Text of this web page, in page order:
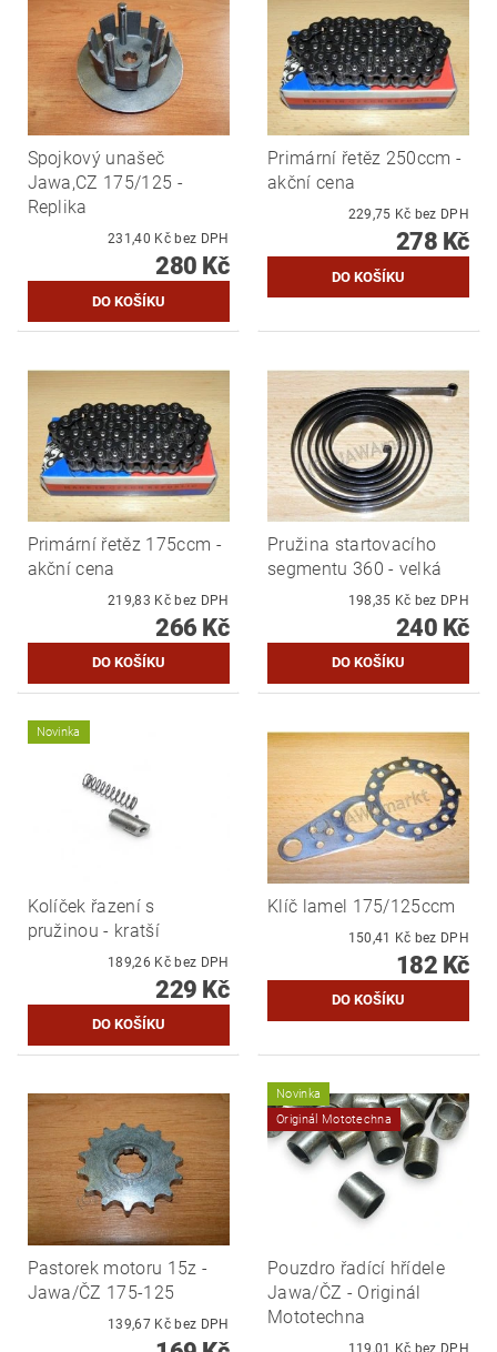
Spojkový unašeč
Jawa,CZ 175/125 -
Replika
231,40 Kč bez DPH
280 Kč
Primární řetěz 250ccm -
akční cena
229,75 Kč bez DPH
278 Kč
Primární řetěz 175ccm -
akční cena
219,83 Kč bez DPH
266 Kč
Pružina startovacího
segmentu 360 - velká
198,35 Kč bez DPH
240 Kč
Novinka
Kolíček řazení s
pružinou - kratší
189,26 Kč bez DPH
229 Kč
Klíč lamel 175/125ccm
150,41 Kč bez DPH
182 Kč
Pastorek motoru 15z -
Jawa/ČZ 175-125
139,67 Kč bez DPH
Novinka
Originál Mototechna
Pouzdro řadící hřídele
Jawa/ČZ - Originál
Mototechna
119,01 Kč bez DPH